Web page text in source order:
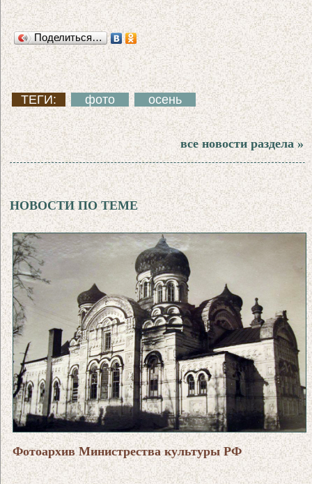
Поделиться…
ТЕГИ: фото осень
все новости раздела »
НОВОСТИ ПО ТЕМЕ
Фотоархив Министрества культуры РФ